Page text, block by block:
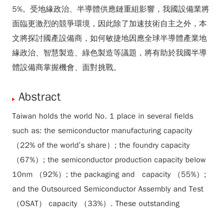
5%。受地緣政治、半導體供應鏈重組影響，我國設備業將
面臨更激烈的競爭環境，因此除了加速技術自主之外，本
文將探討國產設備商，如何敏捷地因應全球半導體產業地
緣政治、智慧製造、綠色製造等議題，將有助於我國半導
體設備商掌握機會、面對挑戰。
Abstract
Taiwan holds the world No. 1 place in several fields
such as: the semiconductor manufacturing capacity
（22% of the world’s share）; the foundry capacity
（67%）; the semiconductor production capacity below
10nm （92%）; the packaging and capacity （55%）;
and the Outsourced Semiconductor Assembly and Test
（OSAT） capacity （33%）. These outstanding